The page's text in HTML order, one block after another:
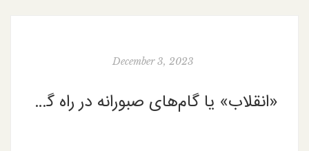
December 3, 2023
«انقلاب» یا گام‌های صبورانه در راه گذار به دموکراسی؟